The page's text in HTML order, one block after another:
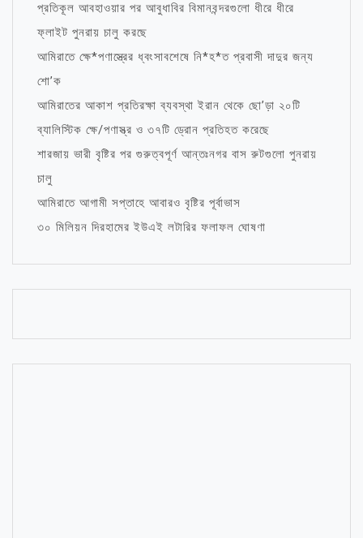
প্রতিকূল আবহাওয়ার পর আবুধাবির বিমানবন্দরগুলো ধীরে ধীরে
ফ্লাইট পুনরায় চালু করছে
আমিরাতে ক্ষে*পণাস্ত্রের ধ্বংসাবশেষে নি*হ*ত প্রবাসী দাদুর জন্য
শো’ক
আমিরাতের আকাশ প্রতিরক্ষা ব্যবস্থা ইরান থেকে ছো’ড়া ২০টি
ব্যালিস্টিক ক্ষে/পণাস্ত্র ও ৩৭টি ড্রোন প্রতিহত করেছে
শারজায় ভারী বৃষ্টির পর গুরুত্বপূর্ণ আন্তঃনগর বাস রুটগুলো পুনরায়
চালু
আমিরাতে আগামী সপ্তাহে আবারও বৃষ্টির পূর্বাভাস
৩০ মিলিয়ন দিরহামের ইউএই লটারির ফলাফল ঘোষণা